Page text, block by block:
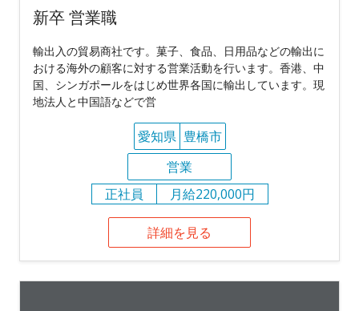
新卒 営業職
輸出入の貿易商社です。菓子、食品、日用品などの輸出に
おける海外の顧客に対する営業活動を行います。香港、中
国、シンガポールをはじめ世界各国に輸出しています。現
地法人と中国語などで営
愛知県 豊橋市
営業
正社員
月給220,000円
詳細を見る